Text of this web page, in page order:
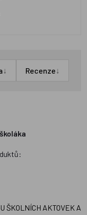
↓ Recenze↓
ŠKOLNÍCH AKTOVEK A